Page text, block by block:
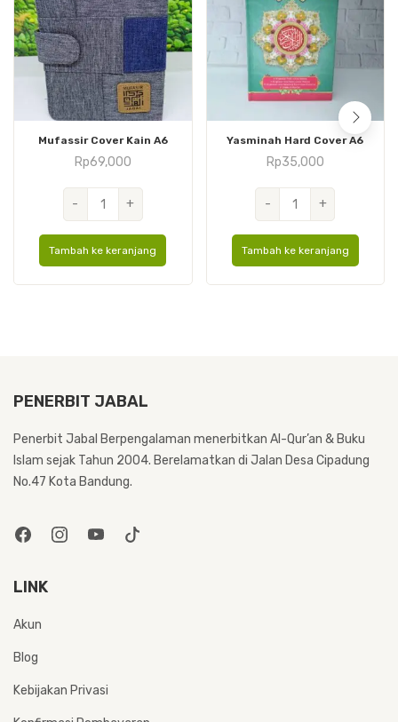
Mufassir Cover Kain A6
Rp69,000
-
Kuantitas
Mufassir
Cover
A6
+
Tambah ke keranjang
Yasminah Hard Cover A6
Rp35,000
-
Kuantitas
Yasminah
Hard
A6
+
Tambah ke keranjang
PENERBIT JABAL
Penerbit Jabal Berpengalaman menerbitkan Al-Qur’an & Buku
Islam sejak Tahun 2004. Berelamatkan di Jalan Desa Cipadung
No.47 Kota Bandung.
LINK
Akun
Blog
Kebijakan Privasi